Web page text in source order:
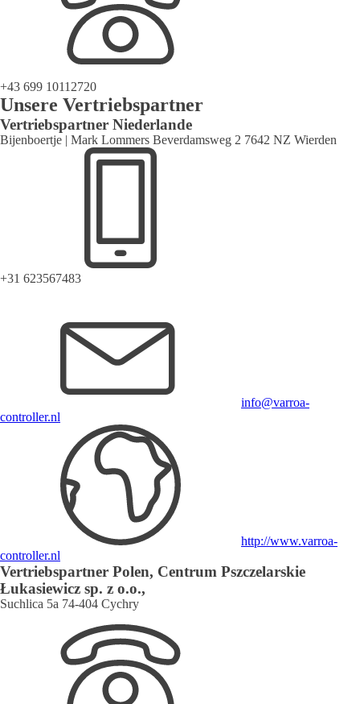
+43 699 10112720
Unsere Vertriebspartner
Vertriebspartner Niederlande
Bijenboertje | Mark Lommers Beverdamsweg 2 7642 NZ Wierden
+31 623567483
info@varroa-
controller.nl
http://www.varroa-
controller.nl
Vertriebspartner Polen, Centrum Pszczelarskie
Łukasiewicz sp. z o.o.,
Suchlica 5a 74-404 Cychry